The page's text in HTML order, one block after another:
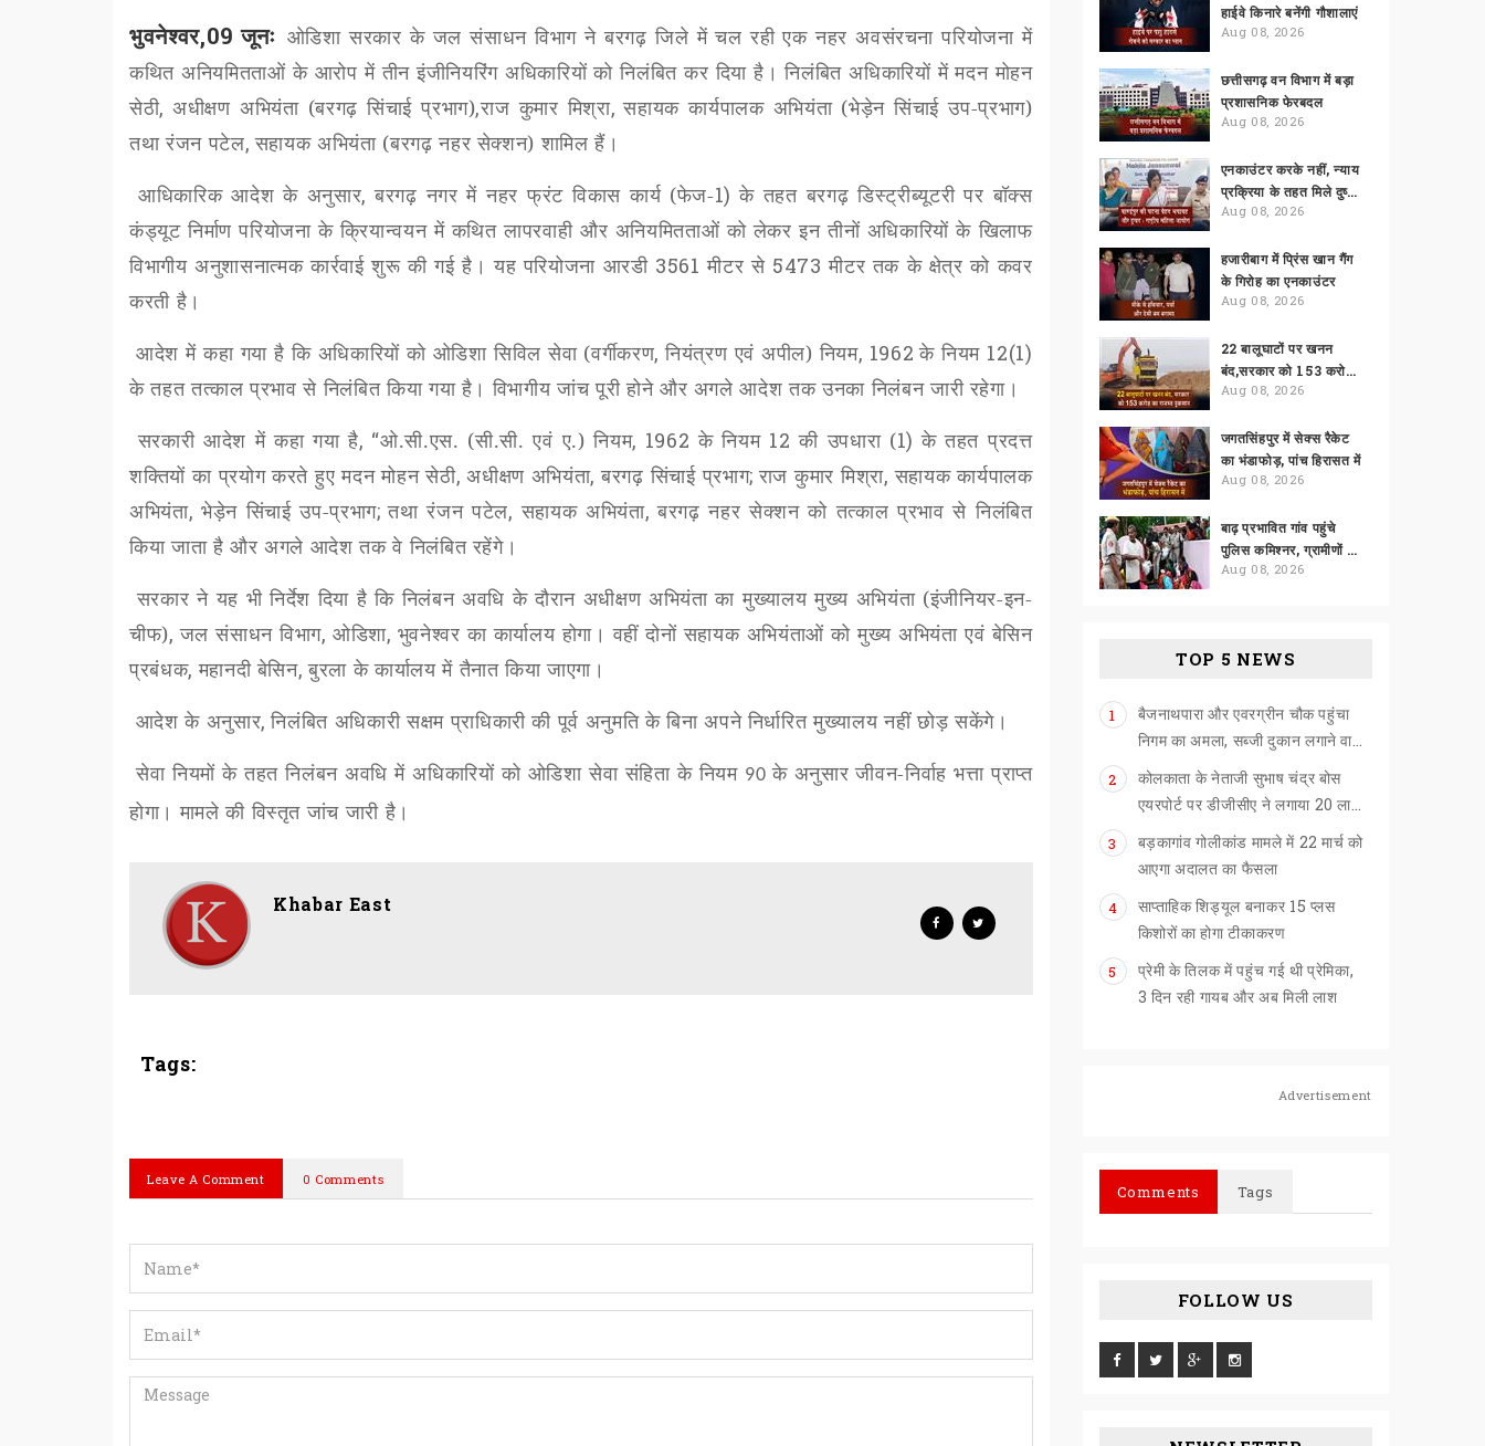
भुवनेश्वर,09 जूनः ओडिशा सरकार के जल संसाधन विभाग ने बरगढ़ जिले में चल रही एक नहर अवसंरचना परियोजना में
कथित अनियमितताओं के आरोप में तीन इंजीनियरिंग अधिकारियों को निलंबित कर दिया है। निलंबित अधिकारियों में मदन मोहन
सेठी,अधीक्षण अभियंता (बरगढ़ सिंचाई प्रभाग),राज कुमार मिश्रा,सहायक कार्यपालक अभियंता (भेड़ेन सिंचाई उप-प्रभाग)
तथा रंजन पटेल,सहायक अभियंता (बरगढ़ नहर सेक्शन) शामिल हैं।
आधिकारिक आदेश के अनुसार,बरगढ़ नगर में नहर फ्रंट विकास कार्य (फेज-1)के तहत बरगढ़ डिस्ट्रीब्यूटरी पर बॉक्स
कंड्यूट निर्माण परियोजना के क्रियान्वयन में कथित लापरवाही और अनियमितताओं को लेकर इन तीनों अधिकारियों के खिलाफ
विभागीय अनुशासनात्मक कार्रवाई शुरू की गई है। यह परियोजना आरडी 3561 मीटर से 5473 मीटर तक के क्षेत्र को कवर
करती है।
आदेश में कहा गया है कि अधिकारियों को ओडिशा सिविल सेवा (वर्गीकरण,नियंत्रण एवं अपील) नियम, 1962के नियम 12(1)
के तहत तत्काल प्रभाव से निलंबित किया गया है। विभागीय जांच पूरी होने और अगले आदेश तक उनका निलंबन जारी रहेगा।
सरकारी आदेश में कहा गया है, “ओ.सी.एस. (सी.सी. एवं ए.) नियम, 1962 के नियम 12 की उपधारा (1)के तहत प्रदत्त
शक्तियों का प्रयोग करते हुए मदन मोहन सेठी,अधीक्षण अभियंता,बरगढ़ सिंचाई प्रभाग;राज कुमार मिश्रा,सहायक कार्यपालक
अभियंता,भेड़ेन सिंचाई उप-प्रभाग;तथा रंजन पटेल,सहायक अभियंता,बरगढ़ नहर सेक्शन को तत्काल प्रभाव से निलंबित
किया जाता है और अगले आदेश तक वे निलंबित रहेंगे।
सरकार ने यह भी निर्देश दिया है कि निलंबन अवधि के दौरान अधीक्षण अभियंता का मुख्यालय मुख्य अभियंता (इंजीनियर-इन-
चीफ),जल संसाधन विभाग, ओडिशा, भुवनेश्वर का कार्यालय होगा। वहीं दोनों सहायक अभियंताओं को मुख्य अभियंता एवं बेसिन
प्रबंधक,महानदी बेसिन,बुरला के कार्यालय में तैनात किया जाएगा।
आदेश के अनुसार,निलंबित अधिकारी सक्षम प्राधिकारी की पूर्व अनुमति के बिना अपने निर्धारित मुख्यालय नहीं छोड़ सकेंगे।
सेवा नियमों के तहत निलंबन अवधि में अधिकारियों को ओडिशा सेवा संहिता के नियम 90के अनुसार जीवन-निर्वाह भत्ता प्राप्त
होगा। मामले की विस्तृत जांच जारी है।
Khabar East
Tags:
Leave A Comment 0 Comments
हाईवे किनारे बनेंगी गौशालाएं
Aug 08, 2026
छत्तीसगढ़ वन विभाग में बड़ा
प्रशासनिक फेरबदल
Aug 08, 2026
एनकाउंटर करके नहीं, न्याय
प्रक्रिया के तहत मिले दुष्कर्मियों को सजा
Aug 08, 2026
हजारीबाग में प्रिंस खान गैंग
के गिरोह का एनकाउंटर
Aug 08, 2026
22 बालूघाटों पर खनन
बंद,सरकार को 153 करोड़ का राजस्व नुकसान
Aug 08, 2026
जगतसिंहपुर में सेक्स रैकेट
का भंडाफोड़, पांच हिरासत में
Aug 08, 2026
बाढ़ प्रभावित गांव पहुंचे
पुलिस कमिश्नर, ग्रामीणों को दी राहत सहायता
Aug 08, 2026
TOP 5 NEWS
1
बैजनाथपारा और एवरग्रीन चौक पहुंचा
2
कोलकाता के नेताजी सुभाष चंद्र बोस
3
बड़कागांव गोलीकांड मामले में 22 मार्च को
आएगा अदालत का फैसला
4
साप्ताहिक शिड्यूल बनाकर 15 प्लस
किशोरों का होगा टीकाकरण
5
प्रेमी के तिलक में पहुंच गई थी प्रेमिका,
3 दिन रही गायब और अब मिली लाश
Advertisement
Comments Tags
FOLLOW US